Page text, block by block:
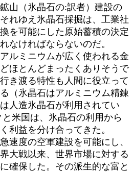
山（氷晶石の:訳者）建設の
れゆえ氷晶石採掘は、工業社
を可能にした原始蓄積の決定
なければならないのだ。
ルミニウムが広く使われる金
ほとんどまったくありそうで
き渡る特性も人間に役立って
（氷晶石はアルミニウム精錬
人造氷晶石が利用されてい
米国は、氷晶石の利用から
利益を分け合ってきた。
速度の空軍建設を可能にし、
大戦以来、世界市場に対する
確保した。その派生的な富と